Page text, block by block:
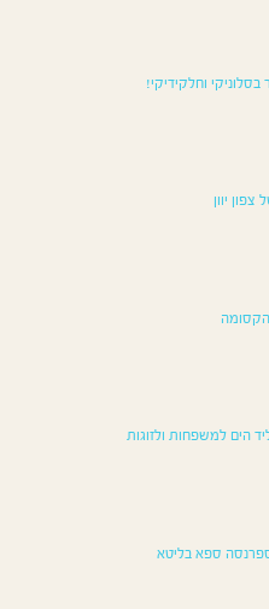
וחלקידיקי!
יוון
ספא בליטא